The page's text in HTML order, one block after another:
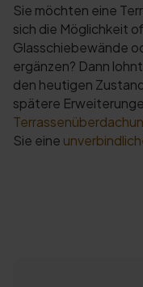
Sie möchten eine
sich die Möglichkeit
Glasschiebewände
ergänzen? Dann
den heutigen
spätere
Sie eine